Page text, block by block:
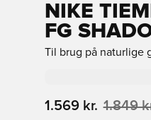
NIKE
FG
Til brug på naturlige
1.569 kr. 1.849